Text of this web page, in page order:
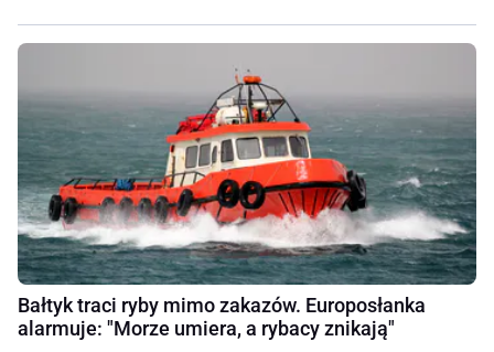
Bałtyk traci ryby mimo zakazów. Europosłanka
alarmuje: "Morze umiera, a rybacy znikają"